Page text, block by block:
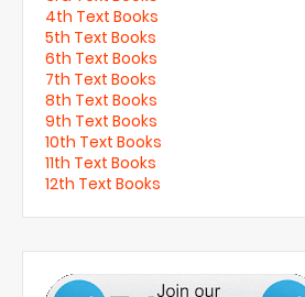
4th Text Books
5th Text Books
6th Text Books
7th Text Books
8th Text Books
9th Text Books
10th Text Books
11th Text Books
12th Text Books